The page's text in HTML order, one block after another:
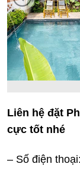
Liên hệ đặt
cực tốt nhé
– Số điện